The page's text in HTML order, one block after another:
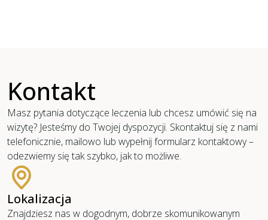
Kontakt
Masz pytania dotyczące leczenia lub chcesz umówić się na
wizytę? Jesteśmy do Twojej dyspozycji. Skontaktuj się z nami
telefonicznie, mailowo lub wypełnij formularz kontaktowy –
odezwiemy się tak szybko, jak to możliwe.
Lokalizacja
Znajdziesz nas w dogodnym, dobrze skomunikowanym